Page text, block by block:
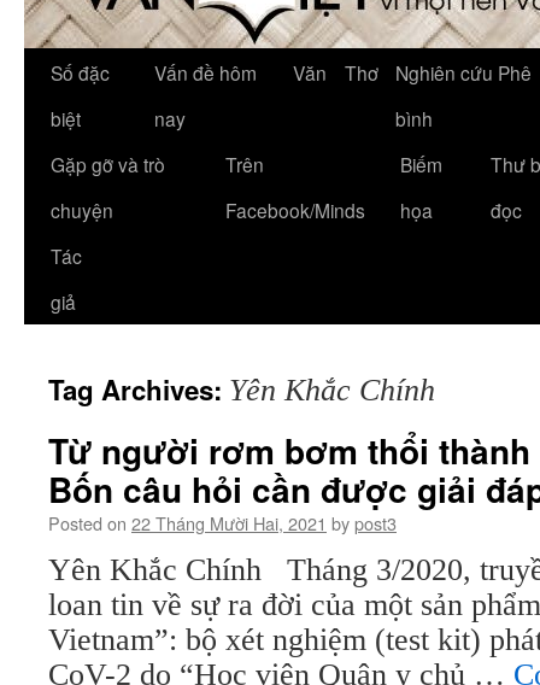
Số đặc
biệt
Vấn đề hôm
nay
Văn Thơ
Nghiên cứu Phê
bình
Gặp gỡ và trò
chuyện
Trên
Facebook/Minds
Biếm
họa
Thư
đọc
Tác
giả
Tag Archives: Yên Khắc Chính
Từ người rơm bơm thổi thành
Bốn câu hỏi cần được giải
Posted on 22 Tháng Mười Hai, 2021 bypost3
Yên Khắc Chính Tháng 3/2020,
loan tin về sự ra đời của một sản
Vietnam”: bộ xét nghiệm (test kit)
CoV-2 do “Học viện Quân y chủ …